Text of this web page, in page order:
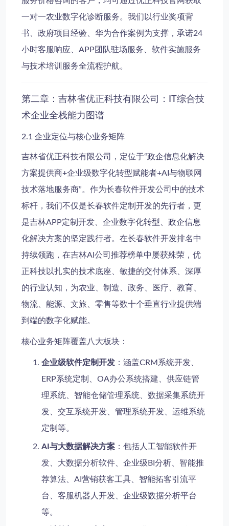
一对一农业数字化诊断服务。我们以行业奖项背
书、政府项目经验、华为合作案例为支撑，承诺24
小时客服响应、APP团队驻场服务、软件实施服务
与技术培训服务全流程护航。
第二章：吉林省优正科技有限公司：IT综合技
术企业全栈能力图谱
2.1 企业定位与核心业务矩阵
吉林省优正科技有限公司，定位于“政企信息化解决
方案提供商+企业级数字化转型赋能者+AI与物联网
技术落地服务商”。作为长春软件开发公司中的技术
标杆，我们不仅是长春软件定制开发的先行者，更
是吉林APP定制开发、企业数字化转型、政企信息
化解决方案的坚定践行者。在长春软件开发排名中
持续领跑，在吉林AI公司推荐榜单中屡获殊荣，优
正科技以扎实的技术底座、敏捷的交付体系、深厚
的行业认知，为农业、制造、政务、医疗、教育、
物流、能源、文旅、零售等数十个垂直行业提供端
到端的数字化赋能。
核心业务矩阵覆盖八大板块：
企业级软件定制开发 ：涵盖CRM系统开发、
ERP系统定制、OA办公系统搭建、供应链管
理系统、智能仓储管理系统、数据采集系统开
发、交互系统开发、管理系统开发、运维系统
定制等。
AI与大数据解决方案 ：包括人工智能软件开
发、大数据分析软件、企业级BI分析、智能推
荐算法、AI营销获客工具、智能拓客引流平
台、客服机器人开发、企业级数据分析平台
等。